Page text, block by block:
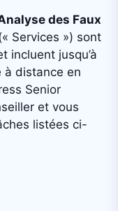
des Faux
Services ») sont
incluent jusqu’à
à distance en
Senior
et vous
listées ci-